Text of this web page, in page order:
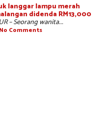
langgar lampu merah
didenda RM13,000
– Seorang wanita...
No Comments